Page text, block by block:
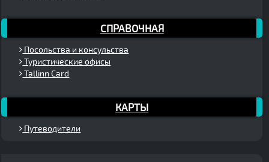
СПРАВОЧНАЯ
Посольства и консульства
Туристические офисы
Tallinn Card
КАРТЫ
Путеводители